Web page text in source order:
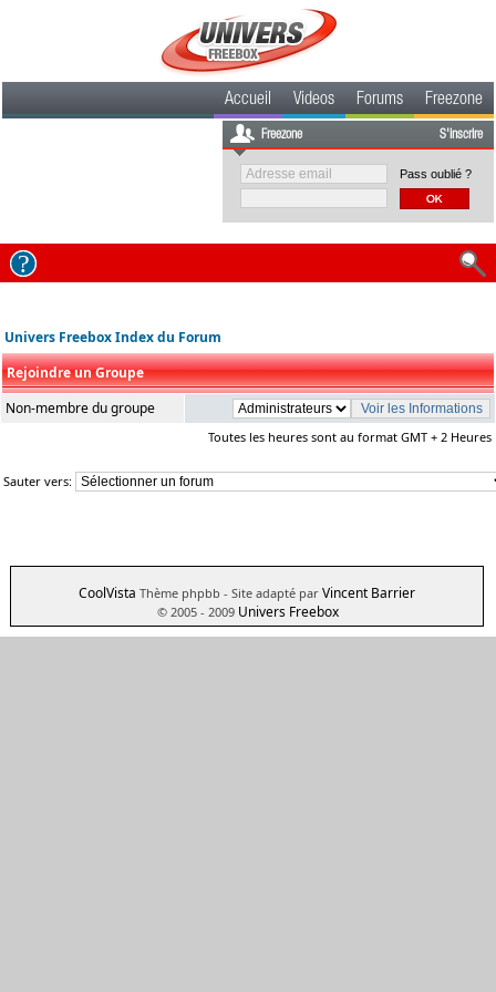
Accueil Videos Forums Freezone
Freezone S'inscrire
Pass oublié ?
Univers Freebox Index du Forum
Rejoindre un Groupe
Non-membre du groupe
Toutes les heures sont au format GMT + 2 Heures
Sauter vers:
CoolVista Thème phpbb - Site adapté par Vincent Barrier
© 2005 - 2009 Univers Freebox